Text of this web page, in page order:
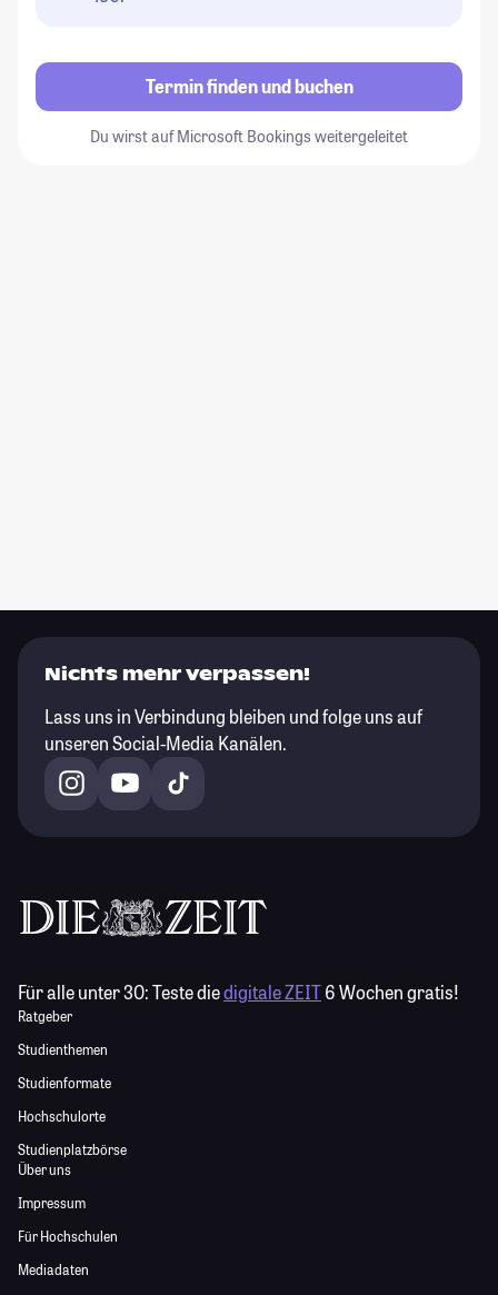
Termin finden und buchen
Du wirst auf Microsoft Bookings weitergeleitet
Nichts mehr verpassen!
Lass uns in Verbindung bleiben und folge uns auf
unseren Social-Media Kanälen.
Für alle unter 30:Teste diedigitale ZEIT6 Wochen gratis!
Ratgeber
Studienthemen
Studienformate
Hochschulorte
Studienplatzbörse
Über uns
Impressum
Für Hochschulen
Mediadaten